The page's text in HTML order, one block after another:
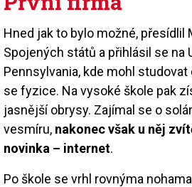
Hned jak to bylo možné, přesídlil
Spojených států a přihlásil se na
Pennsylvania, kde mohl
se fyzice. Na vysoké škole pak
jasnější obrysy. Zajímal se o
vesmíru, nakonec však u něj
novinka – internet.
Po škole se vrhl rovnýma